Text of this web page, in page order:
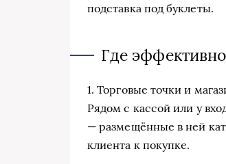
подставка под буклеты.
Где
1. Торговые точки и
Рядом с кассой или у
— размещённые в ней
клиента к покупке.